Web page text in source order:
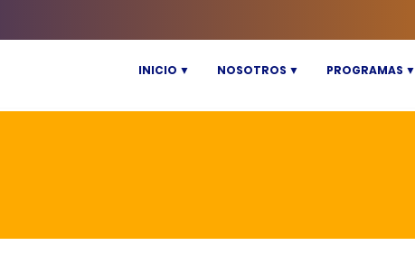
INICIO ▼ NOSOTROS ▼ PROGRAMAS ▼